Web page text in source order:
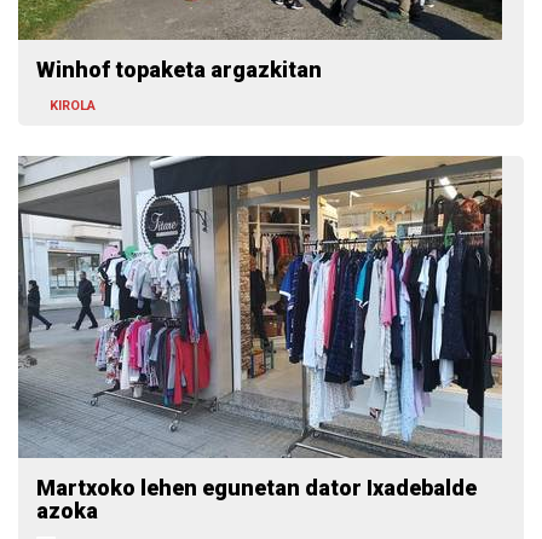
Winhof topaketa argazkitan
KIROLA
Martxoko lehen egunetan dator Ixadebalde
azoka